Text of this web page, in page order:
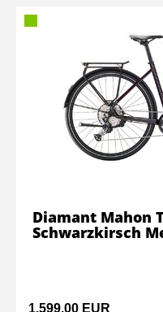
1.599,00 EUR
Diamant Mahon
Schwarzkirsch